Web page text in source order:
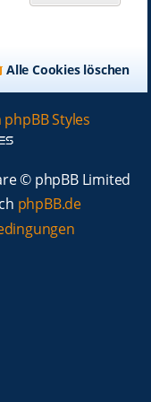
Alle Cookies löschen
Styles
© phpBB Limited
phpBB.de